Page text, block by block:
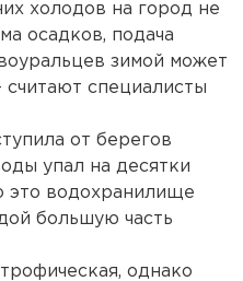
холодов на город не
осадков, подача
зимой может
считают специалисты
от берегов
упал на десятки
это водохранилище
большую часть
однако